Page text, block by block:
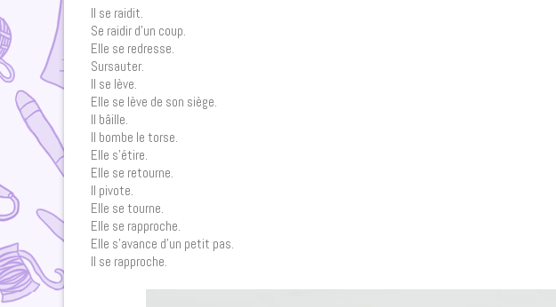
Il se raidit.
Se raidir d’un coup.
Elle se redresse.
Sursauter.
Il se lève.
Elle se lève de son siège.
Il bâille.
Il bombe le torse.
Elle s’étire.
Elle se retourne.
Il pivote.
Elle se tourne.
Elle se rapproche.
Elle s’avance d’un petit pas.
Il se rapproche.